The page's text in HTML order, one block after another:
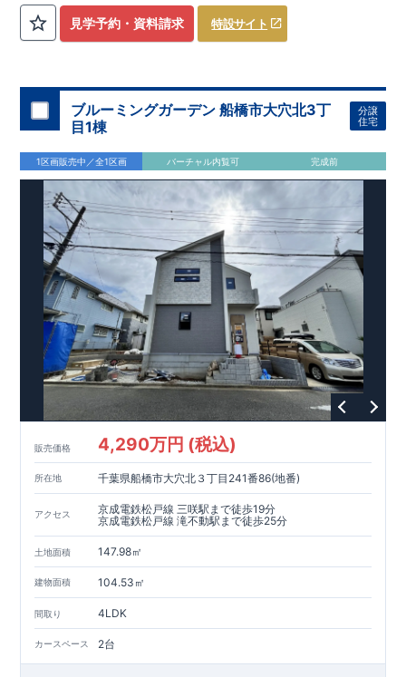
【教育施設】
・船橋市立三咲小学校
【買い物施設】
・セブンイレブン二和東5丁目店
・ヤオコー船橋三咲店
【その他施設】
・船橋二和病院
・DCM三咲店
長期優良住宅 国が定めた技術基準をｸﾘｱした認定住宅
●国が定めた7つの技術基準をクリア
●税制面で優遇が受けられる
●中古市場では長期優良住宅が有利
住宅性能評価書
●一次エネルギー消費量等級「６」取得
●「住宅性能評価書」を全棟でダブル取得
●社内・社外による検査で厳しく評価
TOEI Safety Damper ｾｰﾌﾃｨﾀﾞﾝﾊﾟｰ標準装備
●揺れ幅を大幅に低減、 繰り返す地震に強い
●歴史的建造物など 公共建築物でも多数採用
●部品交換や点検など メンテナンスフリー
平日でもご案内可能!
柏営業所物件一覧
見学予約・資料請求 特設サイト
ブルーミングガーデン 船橋市大穴北3丁
目1棟
分譲
住宅
1区画販売中／全1区画 バーチャル内覧可 完成前
販売価格 4,290万円 (税込)
所在地 千葉県船橋市大穴北３丁目241番86(地番)
アクセス
京成電鉄松戸線 三咲駅まで徒歩19分
京成電鉄松戸線 滝不動駅まで徒歩25分
土地面積 147.98㎡
建物面積 104.53㎡
間取り 4LDK
カースペース 2台